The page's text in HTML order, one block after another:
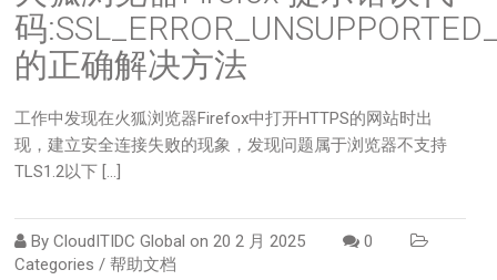
码
的正确解决方法
工作中发现在火狐浏览器Firefox中打开HTTPS的网站时出
现，建立安全连接失败的现象，发现问题属于浏览器不支持
TLS1.2以下 […]
ByCloudITIDC Global on20 2 月 2025
0
Categories /帮助文档